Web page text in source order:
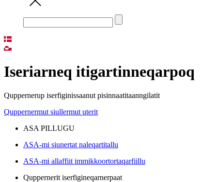
Iseriarneq itigartinneqarpoq
Quppernerup iserfiginissaanut pisinnaatitaanngilatit
Quppernermut siullermut uterit
ASA PILLUGU
ASA-mi siunertat naleqartitallu
ASA-mi allaffiit immikkoortortaqarfiillu
Quppernerit iserfigineqarnerpaat